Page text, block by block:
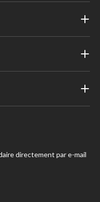
directement par e-mail